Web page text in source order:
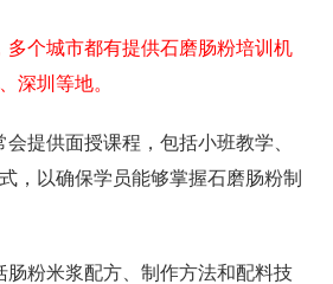
多个城市都有提供石磨肠粉培训机
深圳等地。
提供面授课程，包括小班教学、
，以确保学员能够掌握石磨肠粉制
肠粉米浆配方、制作方法和配料技